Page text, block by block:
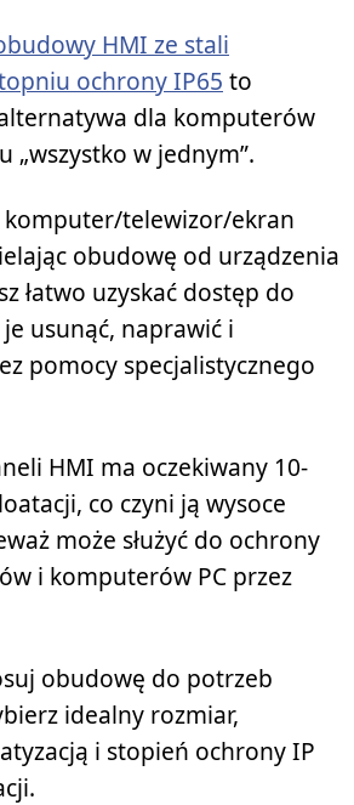
HMI ze stali
ochrony IP65 to
dla komputerów
„wszystko w jednym”.
komputer/telewizor/ekran
obudowę od urządzenia
łatwo uzyskać dostęp do
usunąć, naprawić i
pomocy specjalistycznego
HMI ma oczekiwany 10-
co czyni ją wysoce
może służyć do ochrony
i komputerów PC przez
obudowę do potrzeb
idealny rozmiar,
i stopień ochrony IP